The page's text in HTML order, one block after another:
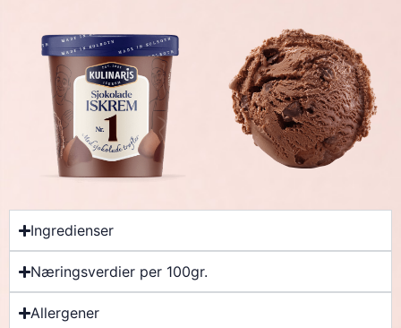
Ingredienser
Næringsverdier per 100gr.
Allergener